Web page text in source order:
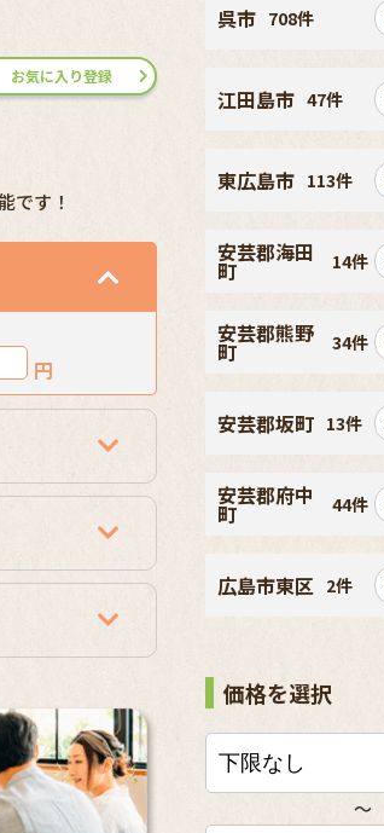
お気に入り登録
です！
円
呉市 708件
江田島市 47件
東広島市 113件
安芸郡海田
町 14件
安芸郡熊野
町 34件
安芸郡坂町 13件
安芸郡府中
町 44件
広島市東区 2件
価格を選択
〜